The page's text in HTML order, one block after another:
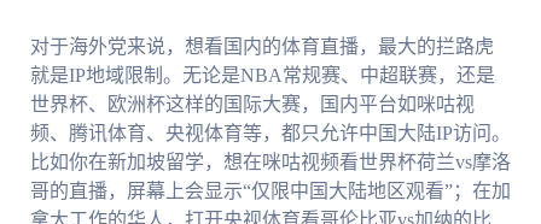
对于海外党来说，想看国内的体育直播，最大的拦路虎
就是IP地域限制。无论是NBA常规赛、中超联赛，还是
世界杯、欧洲杯这样的国际大赛，国内平台如咪咕视
频、腾讯体育、央视体育等，都只允许中国大陆IP访问。
比如你在新加坡留学，想在咪咕视频看世界杯荷兰vs摩洛
哥的直播，屏幕上会显示“仅限中国大陆地区观看”；在加
拿大工作的华人，打开央视体育看哥伦比亚vs加纳的比